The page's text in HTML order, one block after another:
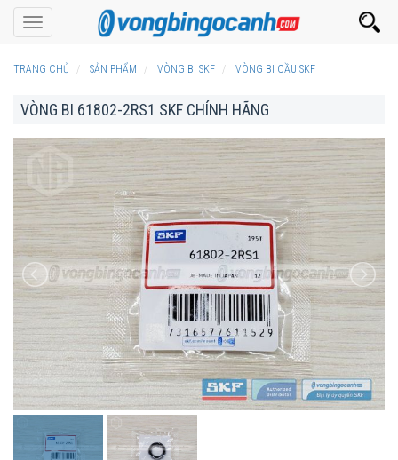
Toggle
navigation
TRANG CHỦ SẢN PHẨM VÒNG BI SKF VÒNG BI CẦU SKF
VÒNG BI 61802-2RS1 SKF CHÍNH HÃNG